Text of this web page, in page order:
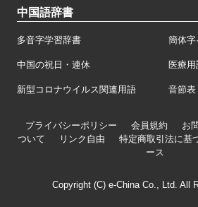
中国語辞書
多音字学習辞書 簡体字
中国の祝日・連休 医療用
新型コロナウイルス関連用語 音節表
プライバシーポリシー 会員規約 お
ついて
リンク自由 特定商取引法に基
ース
Copyright (C) e-China Co., Ltd. All